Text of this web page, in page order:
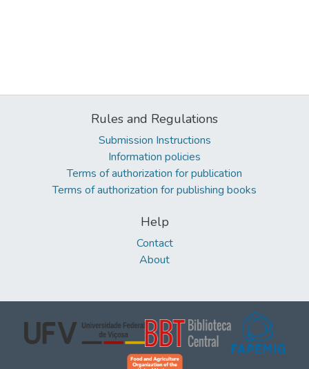
Rules and Regulations
Submission Instructions
Information policies
Terms of authorization for publication
Terms of authorization for publishing books
Help
Contact
About